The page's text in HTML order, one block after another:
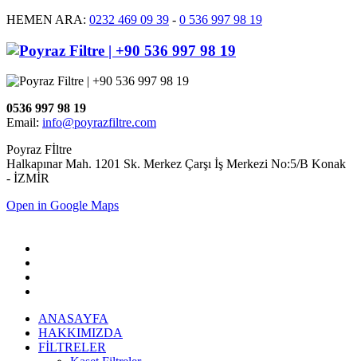
HEMEN ARA: 0232 469 09 39 - 0 536 997 98 19
0536 997 98 19
Email: info@poyrazfiltre.com
Poyraz Fİltre
Halkapınar Mah. 1201 Sk. Merkez Çarşı İş Merkezi No:5/B Konak
- İZMİR
Open in Google Maps
ANASAYFA
HAKKIMIZDA
FİLTRELER